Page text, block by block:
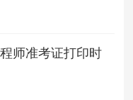
师准考证打印时